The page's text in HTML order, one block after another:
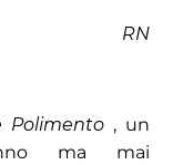
RN
Polimento, un
ma mai